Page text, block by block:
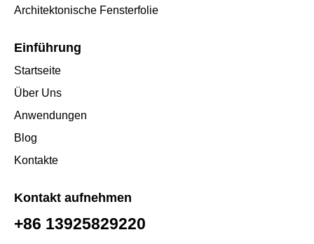
Architektonische Fensterfolie
Einführung
Startseite
Über Uns
Anwendungen
Blog
Kontakte
Kontakt aufnehmen
+86 13925829220